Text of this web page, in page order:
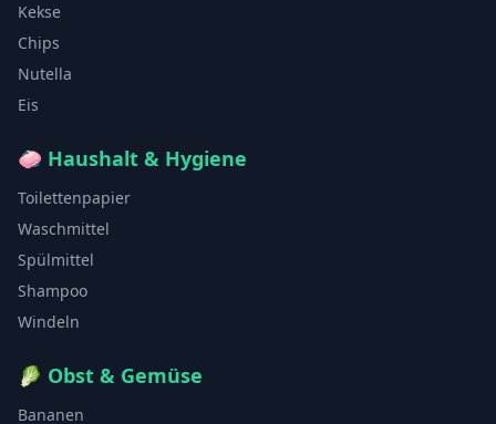
Kekse
Chips
Nutella
Eis
🧼 Haushalt & Hygiene
Toilettenpapier
Waschmittel
Spülmittel
Shampoo
Windeln
🥬 Obst & Gemüse
Bananen